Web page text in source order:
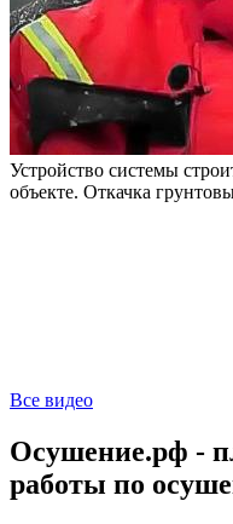
Устройство системы
объекте. Откачка
Все видео
Осушение.рф -
работы по